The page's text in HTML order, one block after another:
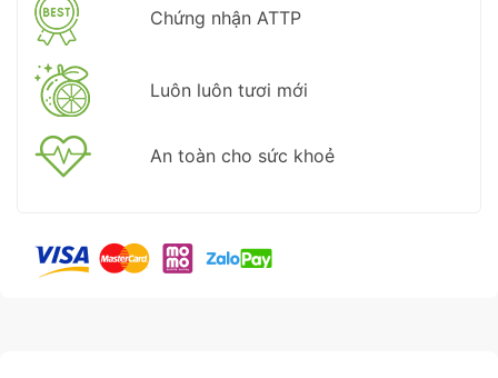
Chứng nhận ATTP
Luôn luôn tươi mới
An toàn cho sức khoẻ